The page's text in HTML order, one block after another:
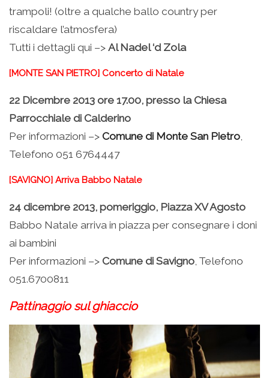
trampoli! (oltre a qualche ballo country per
riscaldare l’atmosfera)
Tutti i dettagli qui –> Al Nadel ‘d Zola
[MONTE SAN PIETRO] Concerto di Natale
22 Dicembre 2013 ore 17.00, presso la Chiesa
Parrocchiale di Calderino
Per informazioni –> Comune di Monte San Pietro
Telefono 051 6764447
[SAVIGNO] Arriva Babbo Natale
24 dicembre 2013, pomeriggio, Piazza XV Agosto
Babbo Natale arriva in piazza per consegnare i doni
ai bambini
Per informazioni –> Comune di Savigno , Telefono
051.6700811
Pattinaggio sul ghiaccio